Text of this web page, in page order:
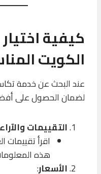
كيفية
الكويت
عند البحث عن خدمة
لضمان الحصول على
التقييمات والآراء
اقرأ تقييمات
هذه
الأسعار: